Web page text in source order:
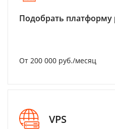
Подобрать платформу
От 200 000 руб./месяц
VPS